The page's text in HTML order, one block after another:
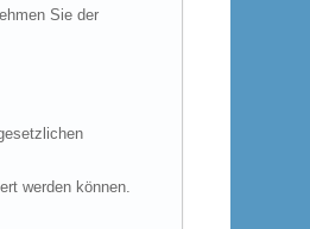
Sie der
werden können.